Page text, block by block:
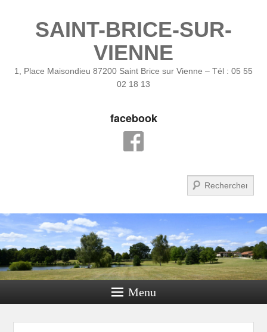
SAINT-BRICE-SUR-
VIENNE
1, Place Maisondieu 87200 Saint Brice sur Vienne – Tél : 05 55
02 18 13
facebook
Menu